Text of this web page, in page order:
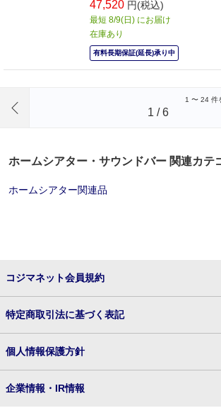
47,520 円(税込)
最短 8/9(日) にお届け
在庫あり
有料長期保証(延長)承り中
1 〜 24 件
1 /6
ホームシアター・サウンドバー 関連カテ
ホームシアター関連品
コジマネット会員規約
特定商取引法に基づく表記
個人情報保護方針
企業情報・IR情報